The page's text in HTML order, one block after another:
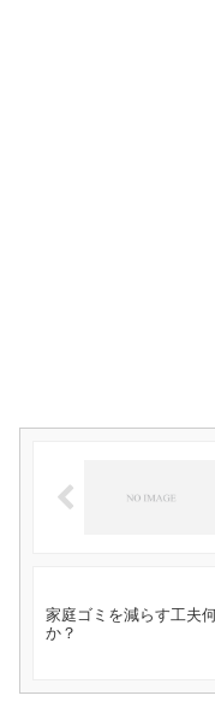
家庭ゴミを減らす工夫
か？